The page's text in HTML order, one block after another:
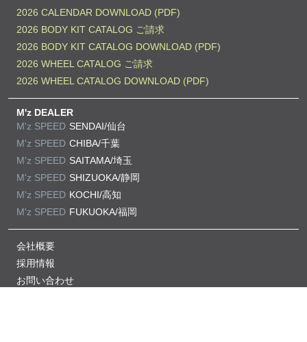
2026 CALENDAR DOWNLOAD (PDF)
2026 BODY KIT CATALOG ご請求
2026 BODY KIT CATALOG DOWNLOAD (PDF)
2026 WHEEL CATALOG ご請求
2026 WHEEL CATALOG DOWNLOAD (PDF)
M'z DEALER
M'z SPEED SENDAI/仙台
M'z SPEED CHIBA/千葉
M'z SPEED SAITAMA/埼玉
M'z SPEED SHIZUOKA/静岡
M'z SPEED KOCHI/高知
M'z SPEED FUKUOKA/福岡
会社概要
採用情報
お問い合わせ